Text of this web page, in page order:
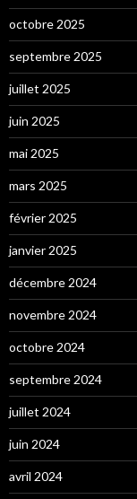
octobre 2025
septembre 2025
juillet 2025
juin 2025
mai 2025
mars 2025
février 2025
janvier 2025
décembre 2024
novembre 2024
octobre 2024
septembre 2024
juillet 2024
juin 2024
avril 2024